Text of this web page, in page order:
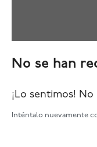
No se han
¡Lo sentimos!
Inténtalo nuevamente